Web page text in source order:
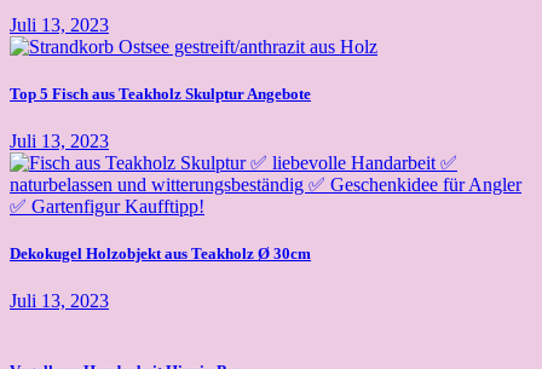
Juli 13, 2023
Top 5 Fisch aus Teakholz Skulptur Angebote
Juli 13, 2023
Dekokugel Holzobjekt aus Teakholz Ø 30cm
Juli 13, 2023